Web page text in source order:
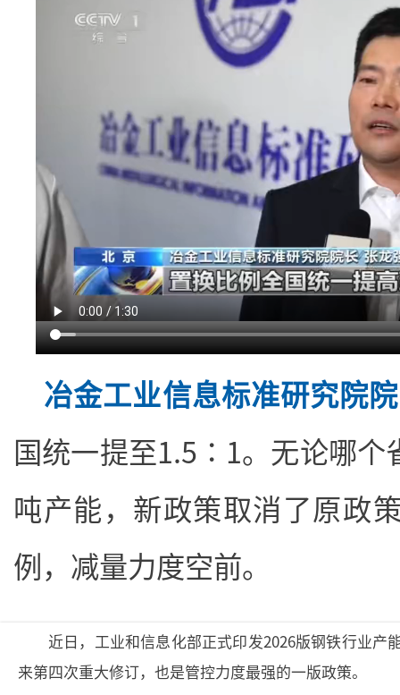
冶金工业信息标准研究院
国统一提至1.5∶1。无论哪个
吨产能，新政策取消了原政
例，减量力度空前。
近日，工业和信息化部正式印发2026版钢铁行业产
来第四次重大修订，也是管控力度最强的一版政策。